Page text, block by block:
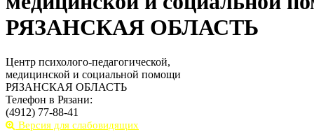
РЯЗАНСКАЯ ОБЛАСТЬ
Центр психолого-педагогической,
медицинской и социальной помощи
РЯЗАНСКАЯ ОБЛАСТЬ
Телефон в Рязани:
(4912) 77-88-41
Версия для слабовидящих